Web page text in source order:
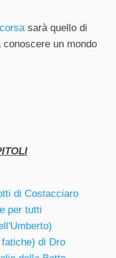
sarà quello di
conoscere un mondo
di Costacciaro
per tutti
di Dro